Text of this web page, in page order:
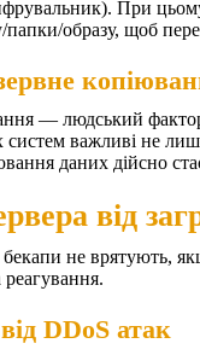
При
образу, щоб
— людський
важливі не
даних дійсно
від
не врятують,
реагування.
DDoS атак